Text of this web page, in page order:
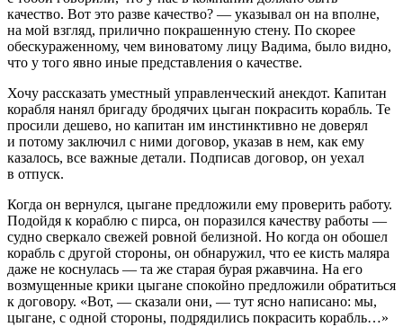
качество. Вот это разве качество? — указывал он на вполне,
на мой взгляд, прилично покрашенную стену. По скорее
обескураженному, чем виноватому лицу Вадима, было видно,
что у того явно иные представления о качестве.
Хочу рассказать уместный управленческий анекдот. Капитан
корабля нанял бригаду бродячих цыган покрасить корабль. Те
просили дешево, но капитан им инстинктивно не доверял
и потому заключил с ними договор, указав в нем, как ему
казалось, все важные детали. Подписав договор, он уехал
в отпуск.
Когда он вернулся, цыгане предложили ему проверить работу.
Подойдя к кораблю с пирса, он поразился качеству работы —
судно сверкало свежей ровной белизной. Но когда он обошел
корабль с другой стороны, он обнаружил, что ее кисть маляра
даже не коснулась — та же старая бурая ржавчина. На его
возмущенные крики цыгане спокойно предложили обратиться
к договору. «Вот, — сказали они, — тут ясно написано: мы,
цыгане, с одной стороны, подрядились покрасить корабль…»